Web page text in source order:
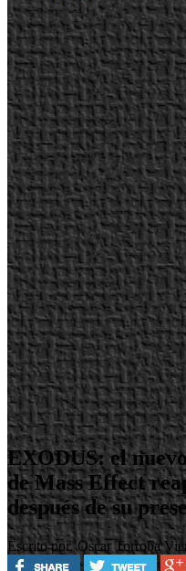
EXODUS: el
de Mass Effect
después de su
Escrito por Oscar Torroba